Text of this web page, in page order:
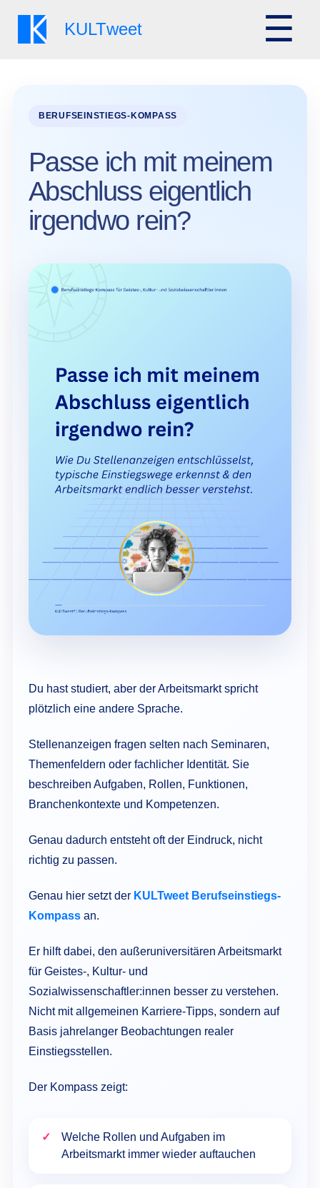
KULTweet ☰
Passe ich mit meinem
Abschluss eigentlich
irgendwo rein?
Du hast studiert, aber der Arbeitsmarkt spricht
plötzlich eine andere Sprache.
Stellenanzeigen fragen selten nach Seminaren,
Themenfeldern oder fachlicher Identität. Sie
beschreiben Aufgaben, Rollen, Funktionen,
Branchenkontexte und Kompetenzen.
Genau dadurch entsteht oft der Eindruck, nicht
richtig zu passen.
Genau hier setzt der KULTweet Berufseinstiegs-
Kompass an.
Er hilft dabei, den außeruniversitären Arbeitsmarkt
für Geistes-, Kultur- und
Sozialwissenschaftler:innen besser zu verstehen.
Nicht mit allgemeinen Karriere-Tipps, sondern auf
Basis jahrelanger Beobachtungen realer
Einstiegsstellen.
Der Kompass zeigt:
Welche Rollen und Aufgaben im
Arbeitsmarkt immer wieder auftauchen